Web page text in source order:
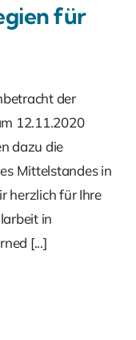
für
der
12.11.2020
dazu die
Mittelstandes in
herzlich für Ihre
in
[...]